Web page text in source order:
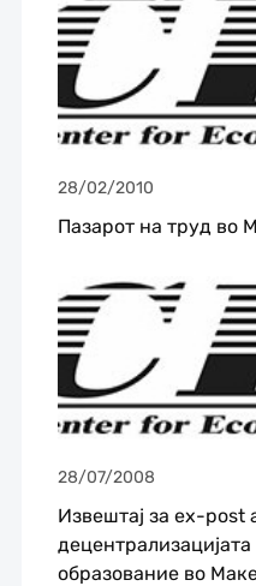
28/02/2010
Пазарот на труд во
28/07/2008
Извештај за ex-post
образование во